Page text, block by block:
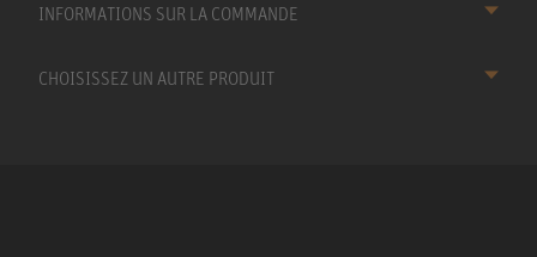
INFORMATIONS SUR LA COMMANDE
CHOISISSEZ UN AUTRE PRODUIT